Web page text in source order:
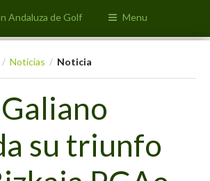
Andaluza de Golf Menu
/ Noticias / Noticia
su triunfo